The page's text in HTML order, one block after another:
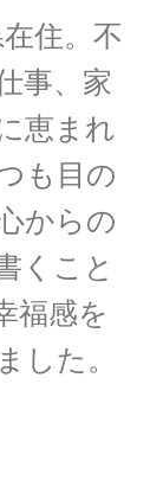
住。不
事、家
恵まれ
も目の
からの
くこと
福感を
した。